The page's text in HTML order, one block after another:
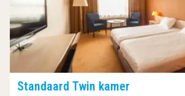
Standaard Twin kamer